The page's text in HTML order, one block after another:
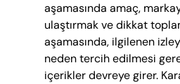
aşamasında amaç,
ulaştırmak ve dikkat
aşamasında, ilgilenen
neden tercih edilmesi
içerikler devreye girer.